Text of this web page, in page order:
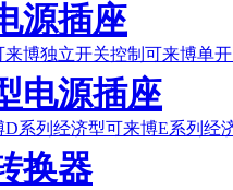
源插座
来博独立开关控制 可来博单
电源插座
D系列经济型可来博E系列经
换器